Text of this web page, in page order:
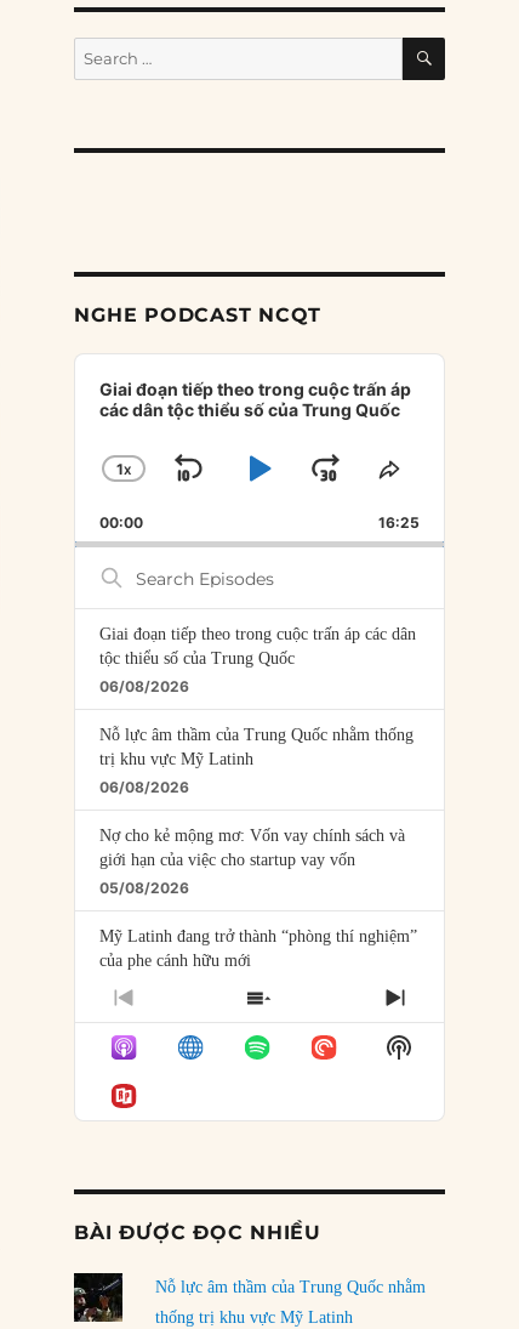
Search
for:
SEARCH
NGHE PODCAST NCQT
Audio
Player
Giai đoạn tiếp theo trong cuộc trấn áp
các dân tộc thiểu số của Trung Quốc
CHANGE
RATE
1X
SKIP
BACKWARD
PLAYJUMP
FORWARD
SHARE
EPISODE
00:00 16:25
Search
Episodes
Giai đoạn tiếp theo trong cuộc trấn áp các dân
tộc thiểu số của Trung Quốc
06/08/2026
Nỗ lực âm thầm của Trung Quốc nhằm thống
trị khu vực Mỹ Latinh
06/08/2026
Nợ cho kẻ mộng mơ: Vốn vay chính sách và
giới hạn của việc cho startup vay vốn
05/08/2026
Mỹ Latinh đang trở thành “phòng thí nghiệm”
của phe cánh hữu mới
04/08/2026
Tại sao Trung Quốc phủ nhận cuộc gặp với
Ngoại trưởng Nhật Bản?
04/08/2026
03/08/2026
Đặt cược vào thất bại: Các quỹ đầu tư mạo
rủi ro
02/08/2026
PREVIOUS
EPISODE
SHOW
EPISODES
LIST
NEXT
EPISODE
Show
Podcast
BÀI ĐƯỢC ĐỌC NHIỀU
Nỗ lực âm thầm của Trung Quốc nhằm
thống trị khu vực Mỹ Latinh